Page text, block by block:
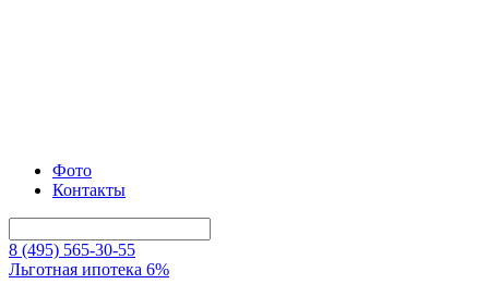
Фото
Контакты
8 (495) 565-30-55
Льготная ипотека 6%